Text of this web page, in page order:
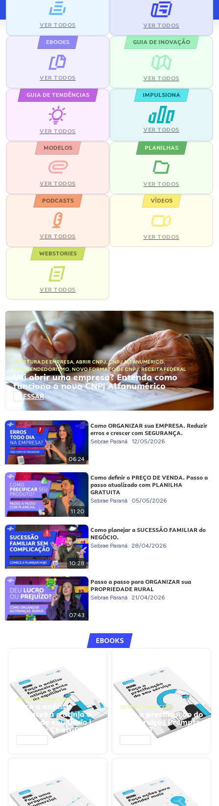
VER TODOS VER TODOS
EBOOKS
VER TODOS
GUIA DE INOVAÇÃO
VER TODOS
GUIA DE TENDÊNCIAS
VER TODOS
IMPULSIONA
VER TODOS
MODELOS
VER TODOS
PLANILHAS
VER TODOS
PODCASTS
VER TODOS
VÍDEOS
VER TODOS
WEBSTORIES
VER TODOS
ABERTURA DE EMPRESA, ABRIR CNPJ,CNPJ ALFANUMÉRICO,
EMPREENDEDORISMO, NOVO FORMATO DE CNPJ,RECEITA FEDERAL
Vai abrir uma empresa? Entenda como
funciona o novo CNPJ Alfanumérico
ACESSAR
06:24
Como ORGANIZAR sua EMPRESA. Reduzir
erros e crescer com SEGURANÇA.
Sebrae Paraná 12/05/2026
11:20
Como definir o PREÇO DE VENDA. Passo a
passo atualizado com PLANILHA
GRATUITA
Sebrae Paraná 05/05/2026
10:28
Como planejar a SUCESSÃO FAMILIAR do
NEGÓCIO.
Sebrae Paraná 28/04/2026
07:43
Passo a passo para ORGANIZAR sua
PROPRIEDADE RURAL
Sebrae Paraná 21/04/2026
EBOOKS
GESTÃO FINANCEIRA
Faça a análise
financeira e atinja o
ponto de equilíbrio |
Prompts ChatGPT
GESTÃO FINANCEIRA
Faça a precificação do
seu serviço | Prompts
ChatGPT